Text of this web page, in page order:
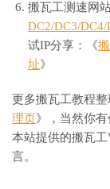
搬瓦工测速网
DC2/DC3/
试IP分享：《
址》
更多搬瓦工教程
理页》，当然你
本站提供的搬瓦工
言。